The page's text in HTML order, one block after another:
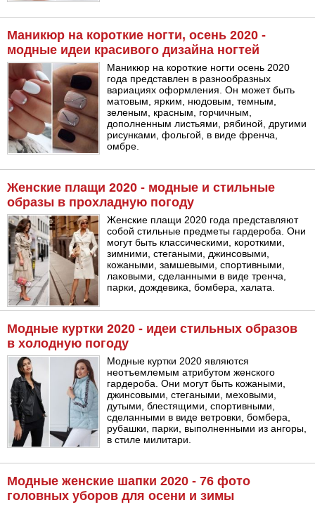
Маникюр на короткие ногти, осень 2020 -
модные идеи красивого дизайна ногтей
Маникюр на короткие ногти осень 2020
года представлен в разнообразных
вариациях оформления. Он может быть
матовым, ярким, нюдовым, темным,
зеленым, красным, горчичным,
дополненным листьями, рябиной, другими
рисунками, фольгой, в виде френча,
омбре.
Женские плащи 2020 - модные и стильные
образы в прохладную погоду
Женские плащи 2020 года представляют
собой стильные предметы гардероба. Они
могут быть классическими, короткими,
зимними, стегаными, джинсовыми,
кожаными, замшевыми, спортивными,
лаковыми, сделанными в виде тренча,
парки, дождевика, бомбера, халата.
Модные куртки 2020 - идеи стильных образов
в холодную погоду
Модные куртки 2020 являются
неотъемлемым атрибутом женского
гардероба. Они могут быть кожаными,
джинсовыми, стегаными, меховыми,
дутыми, блестящими, спортивными,
сделанными в виде ветровки, бомбера,
рубашки, парки, выполненными из ангоры,
в стиле милитари.
Модные женские шапки 2020 - 76 фото
головных уборов для осени и зимы